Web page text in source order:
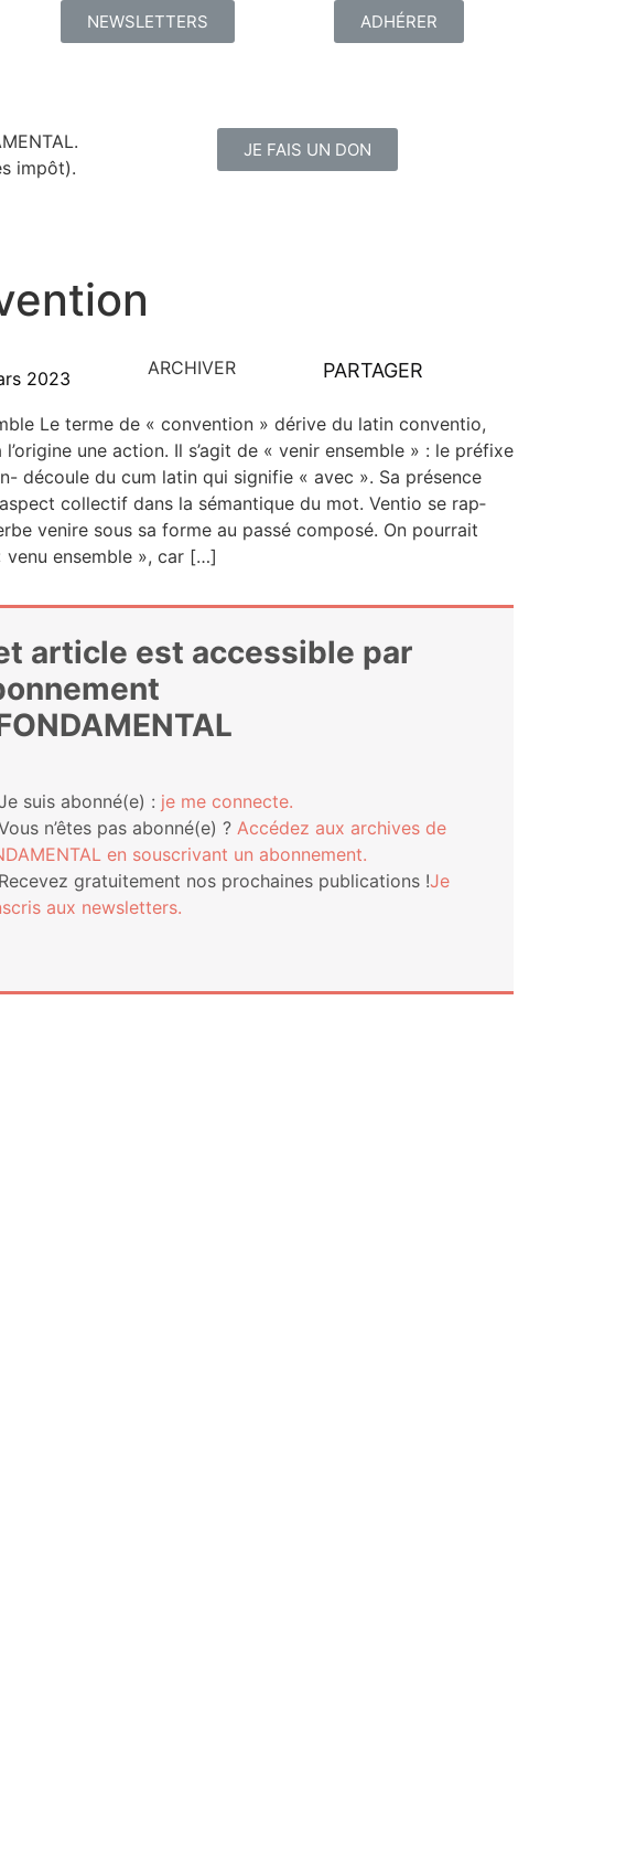
NEWSLETTERS ADHÉRER
impôt).
JE FAIS UN DON
2023 ARCHIVER PARTAGER
Le terme de « conven­tion » dérive du latin conven­tio,
une action. Il s’agit de « venir ensemble » : le pré­fixe
découle du cum latin qui signi­fie « avec ». Sa pré­sence
col­lec­tif dans la séman­tique du mot. Ven­tio se rap­
venire sous sa forme au pas­sé com­po­sé. On pour­rait
venu ensemble », car […]
article est accessible par
suis abonné(e) : je me connecte.
n’êtes pas abonné(e) ? Accé­dez aux archives de
en sous­cri­vant un abonnement.
gra­tui­te­ment nos pro­chaines publi­ca­tions !Je
aux newsletters.